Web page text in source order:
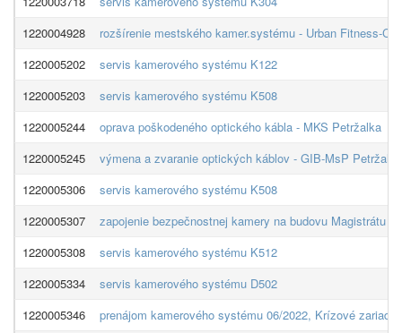
1220004928
rozšírenie mestského kamer.systému - Urban Fitness-
1220005202
servis kamerového systému K122
1220005203
servis kamerového systému K508
1220005244
oprava poškodeného optického kábla - MKS Petržalka
1220005245
výmena a zvaranie optických káblov - GIB-MsP Petržalka
1220005306
servis kamerového systému K508
1220005307
zapojenie bezpečnostnej kamery na budovu Magistrátu
1220005308
servis kamerového systému K512
1220005334
servis kamerového systému D502
1220005346
prenájom kamerového systému 06/2022, Krízové